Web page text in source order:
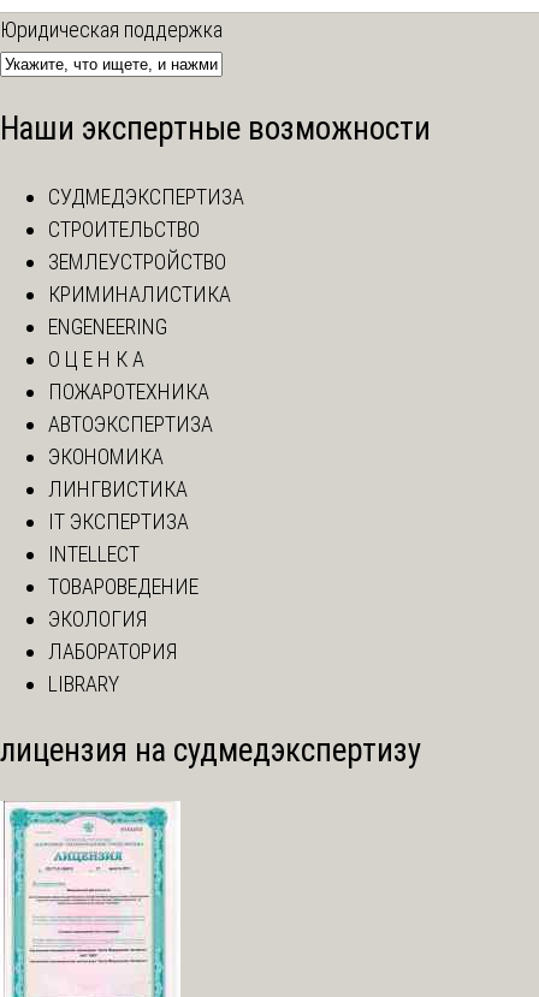
Юридическая поддержка
Наши экспертные возможности
СУДМЕДЭКСПЕРТИЗА
СТРОИТЕЛЬСТВО
ЗЕМЛЕУСТРОЙСТВО
КРИМИНАЛИСТИКА
ENGENEERING
О Ц Е Н К А
ПОЖАРОТЕХНИКА
АВТОЭКСПЕРТИЗА
ЭКОНОМИКА
ЛИНГВИСТИКА
IT ЭКСПЕРТИЗА
INTELLECT
ТОВАРОВЕДЕНИЕ
ЭКОЛОГИЯ
ЛАБОРАТОРИЯ
LIBRARY
лицензия на судмедэкспертизу